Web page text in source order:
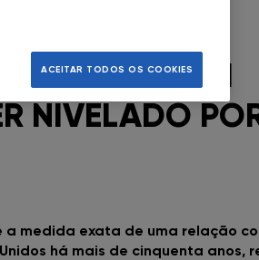
NUM
NIVELADO
a medida exata de uma relação
há mais de cinquenta anos,
ACEITAR TODOS OS COOKIES